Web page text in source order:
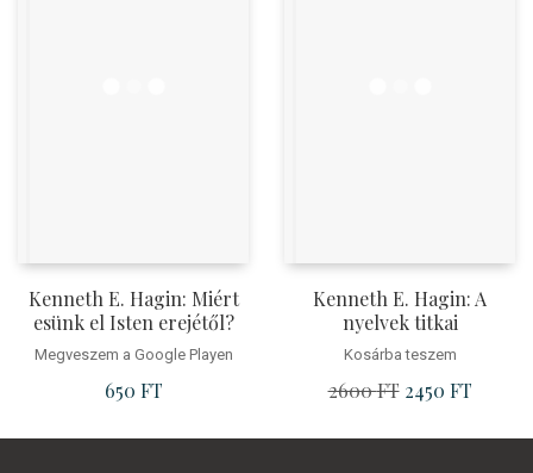
Kenneth E. Hagin: Miért
esünk el Isten erejétől?
Megveszem a Google Playen
650 FT
Kenneth E. Hagin: A
nyelvek titkai
Kosárba teszem
2600FT Original
was:
2450 FTCurrent
is: